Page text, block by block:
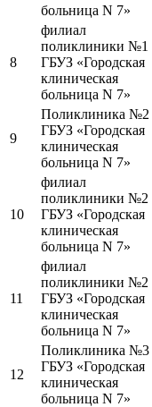
больница N 7»
8
филиал
поликлиники №1
ГБУЗ «Городская
клиническая
больница N 7»
9
Поликлиника №2
ГБУЗ «Городская
клиническая
больница N 7»
10
филиал
поликлиники №2
ГБУЗ «Городская
клиническая
больница N 7»
11
филиал
поликлиники №2
ГБУЗ «Городская
клиническая
больница N 7»
12
Поликлиника №3
ГБУЗ «Городская
клиническая
больница N 7»